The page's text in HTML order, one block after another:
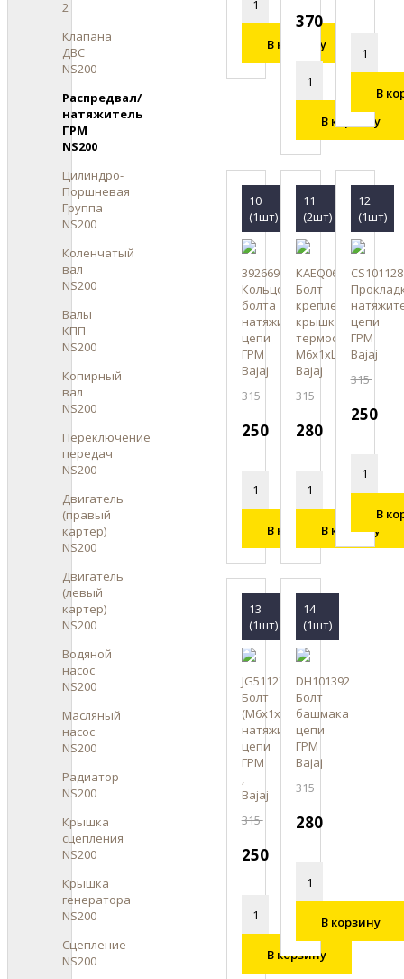
2
Клапана
ДВС
NS200
Распредвал/
натяжитель
ГРМ
NS200
Цилиндро-
Поршневая
Группа
NS200
Коленчатый
вал
NS200
Валы
КПП
NS200
Копирный
вал
NS200
Переключение
передач
NS200
Двигатель
(правый
картер)
NS200
Двигатель
(левый
картер)
NS200
Водяной
насос
NS200
Масляный
насос
NS200
Радиатор
NS200
Крышка
сцепления
NS200
Крышка
генератора
NS200
Сцепление
NS200
В корзину
370
В корзину
В
10
(1шт)
39266921
Кольцо
болта
натяжителя
цепи
ГРМ
Bajaj
315
250
В корзину
11
(2шт)
KAEQ0620
Болт
крепления
крышки
термостата,
М6х1хL20
Bajaj
315
280
В корзину
12
(1шт)
CS101128
цепи
ГРМ
Bajaj
315
250
В
13
(1шт)
JG511270
Болт
(М6х1х6)
натяжителя
цепи
ГРМ
,
Bajaj
315
250
В корзину
14
(1шт)
DH101392
Болт
башмака
цепи
ГРМ
Bajaj
315
280
В корзину